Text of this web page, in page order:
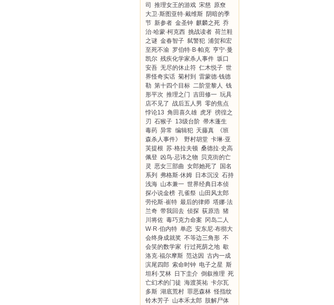
司
推理女王的游戏 宋慈 原尞
大卫·斯图亚特·戴维斯 阴暗的季
节 新参者 金圣钟 麒麟之死 乔
治·哈蒙·柯克西 挑战读者 荷兰鞋
之谜 金春智子 弑警犯 浦贺和宏
至死不渝 罗伯特·B·帕克 亨宁·曼
凯尔 残疾化学家杀人事件 坂口
安吾 无尽的休止符 仁木悦子 世
界怪奇实话 菊村到
雷蒙德·钱德
勒 第十四个目标 二阶堂黎人 钱
形平次 推理之门 吉田修一 玩具
店不见了 战后五人男 零的焦点
悖论13 角田喜久雄 虎牙 徬徨之
刃 石猴子 13级台阶 帚木蓬生
毒药 异常 编辑犯 天藤真
《班
森杀人事件》
野村胡堂 卡琳·亚
芙提根 苏·格拉夫顿 桑德拉·史高
佩登 凶鸟·忌讳之物
贝克街的亡
灵 恶女三部曲 女郎她死了
国名
系列
弗格斯·休姆 日本沉没 石持
浅海 山本兼一 世界经典日本侦
探小说金榜 孔雀祭 山田风太郎
劳伦斯·崔特 最后的律师 塔娜·法
兰奇 带我回去 侦探 荻原浩 猪
川将佐 毒巧克力命案
冈岛二人
W·R·伯内特 单恋 安东尼·布彻大
会终身成就奖 不等边三角形 不
会笑的数学家 行过死荫之地 歇
洛克·福尔摩斯 范达因 古内一成
滨尾四郎 索命时钟 电子之星 斯
坦利·艾林 日下圭介 倒叙推理 死
亡幻术的门徒 海渡英祐 卡尔瓦
多斯 湖底荒村 罪恶森林 怪指纹
铃木芳子 山本禾太郎 肢解尸体